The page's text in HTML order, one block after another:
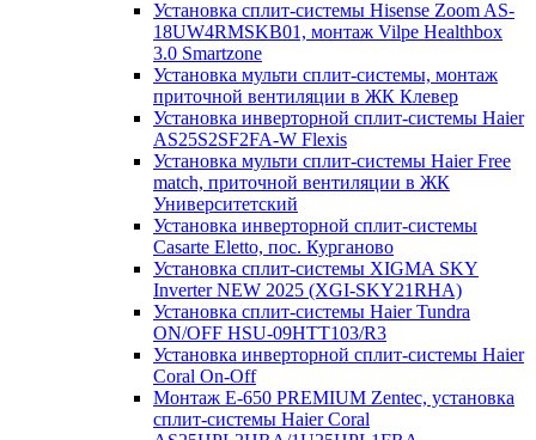
Установка сплит-системы Hisense Zoom AS-
18UW4RMSKB01, монтаж Vilpe Healthbox
3.0 Smartzone
Установка мульти сплит-системы, монтаж
приточной вентиляции в ЖК Клевер
Установка инверторной сплит-системы Haier
AS25S2SF2FA-W Flexis
Установка мульти сплит-системы Haier Free
match, приточной вентиляции в ЖК
Университетский
Установка инверторной сплит-системы
Casarte Eletto, пос. Курганово
Установка сплит-системы XIGMA SKY
Inverter NEW 2025 (XGI-SKY21RHA)
Установка сплит-системы Haier Tundra
ON/OFF HSU-09HTT103/R3
Установка инверторной сплит-системы Haier
Coral On-Off
Монтаж E-650 PREMIUM Zentec, установка
сплит-системы Haier Coral